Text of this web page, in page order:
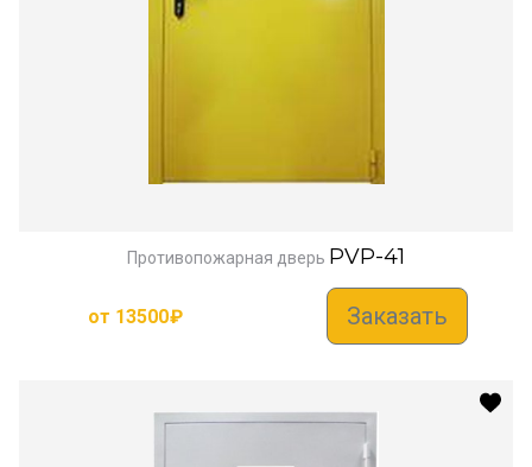
Противопожарная дверь PVP-41
от 13500₽ Заказать